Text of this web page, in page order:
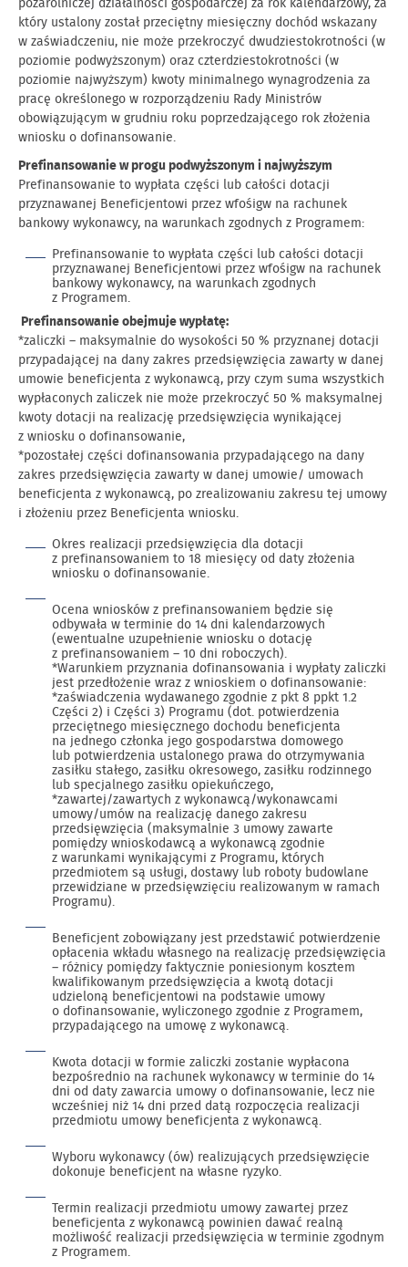
pozarolniczej działalności gospodarczej za rok kalendarzowy, za
który ustalony został przeciętny miesięczny dochód wskazany
w zaświadczeniu, nie może przekroczyć dwudziestokrotności (w
poziomie podwyższonym) oraz czterdziestokrotności (w
poziomie najwyższym) kwoty minimalnego wynagrodzenia za
pracę określonego w rozporządzeniu Rady Ministrów
obowiązującym w grudniu roku poprzedzającego rok złożenia
wniosku o dofinansowanie.
Prefinansowanie w progu podwyższonym i najwyższym
Prefinansowanie to wypłata części lub całości dotacji
przyznawanej Beneficjentowi przez wfośigw na rachunek
bankowy wykonawcy, na warunkach zgodnych z Programem:
Prefinansowanie to wypłata części lub całości dotacji
przyznawanej Beneficjentowi przez wfośigw na rachunek
bankowy wykonawcy, na warunkach zgodnych
z Programem.
Prefinansowanie obejmuje wypłatę:
*zaliczki – maksymalnie do wysokości 50 % przyznanej dotacji
przypadającej na dany zakres przedsięwzięcia zawarty w danej
umowie beneficjenta z wykonawcą, przy czym suma wszystkich
wypłaconych zaliczek nie może przekroczyć 50 % maksymalnej
kwoty dotacji na realizację przedsięwzięcia wynikającej
z wniosku o dofinansowanie,
*pozostałej części dofinansowania przypadającego na dany
zakres przedsięwzięcia zawarty w danej umowie/ umowach
beneficjenta z wykonawcą, po zrealizowaniu zakresu tej umowy
i złożeniu przez Beneficjenta wniosku.
Okres realizacji przedsięwzięcia dla dotacji
z prefinansowaniem to 18 miesięcy od daty złożenia
wniosku o dofinansowanie.
Ocena wniosków z prefinansowaniem będzie się
odbywała w terminie do 14 dni kalendarzowych
(ewentualne uzupełnienie wniosku o dotację
z prefinansowaniem – 10 dni roboczych).
*Warunkiem przyznania dofinansowania i wypłaty zaliczki
jest przedłożenie wraz z wnioskiem o dofinansowanie:
*zaświadczenia wydawanego zgodnie z pkt 8 ppkt 1.2
Części 2) i Części 3) Programu (dot. potwierdzenia
przeciętnego miesięcznego dochodu beneficjenta
na jednego członka jego gospodarstwa domowego
lub potwierdzenia ustalonego prawa do otrzymywania
zasiłku stałego, zasiłku okresowego, zasiłku rodzinnego
lub specjalnego zasiłku opiekuńczego,
*zawartej/zawartych z wykonawcą/wykonawcami
umowy/umów na realizację danego zakresu
przedsięwzięcia (maksymalnie 3 umowy zawarte
pomiędzy wnioskodawcą a wykonawcą zgodnie
z warunkami wynikającymi z Programu, których
przedmiotem są usługi, dostawy lub roboty budowlane
przewidziane w przedsięwzięciu realizowanym w ramach
Programu).
Beneficjent zobowiązany jest przedstawić potwierdzenie
opłacenia wkładu własnego na realizację przedsięwzięcia
– różnicy pomiędzy faktycznie poniesionym kosztem
kwalifikowanym przedsięwzięcia a kwotą dotacji
udzieloną beneficjentowi na podstawie umowy
o dofinansowanie, wyliczonego zgodnie z Programem,
przypadającego na umowę z wykonawcą.
Kwota dotacji w formie zaliczki zostanie wypłacona
bezpośrednio na rachunek wykonawcy w terminie do 14
dni od daty zawarcia umowy o dofinansowanie, lecz nie
wcześniej niż 14 dni przed datą rozpoczęcia realizacji
przedmiotu umowy beneficjenta z wykonawcą.
Wyboru wykonawcy (ów) realizujących przedsięwzięcie
dokonuje beneficjent na własne ryzyko.
Termin realizacji przedmiotu umowy zawartej przez
beneficjenta z wykonawcą powinien dawać realną
możliwość realizacji przedsięwzięcia w terminie zgodnym
z Programem.